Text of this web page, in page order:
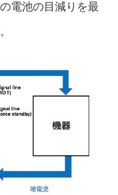
電池の目減りを最